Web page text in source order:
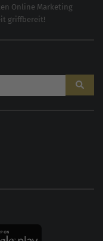
Online Marketing
griffbereit!